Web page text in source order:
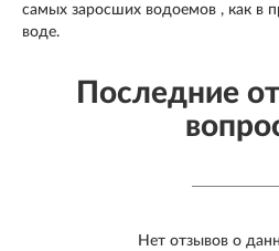
самых заросших водоемов , как в
воде.
Последние
Нет отзывов о